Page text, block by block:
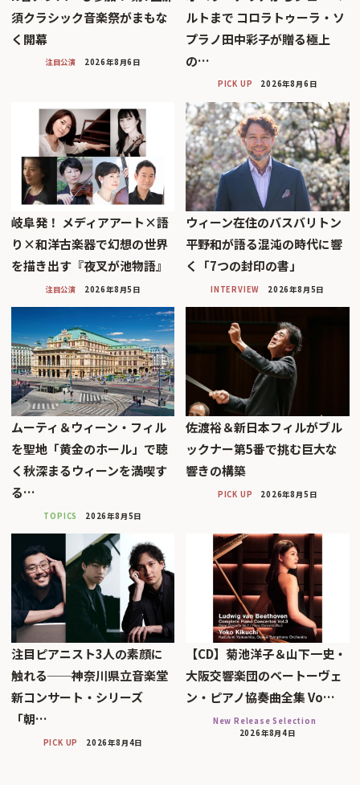
須クラシック音楽祭がまもな
く開幕
注目公演 2026年8月6日
ルトまで コロラトゥーラ・ソ
プラノ田中彩子が贈る極上
の…
PICK UP 2026年8月6日
岐阜発！ メディアアート×語
り×和洋古楽器で幻想の世界
を描き出す『夜叉が池物語』
注目公演 2026年8月5日
ウィーン在住のバスバリトン
平野和が語る混沌の時代に響
く「7つの封印の書」
INTERVIEW 2026年8月5日
ムーティ＆ウィーン・フィル
を聖地「黄金のホール」で聴
く秋深まるウィーンを満喫す
る…
TOPICS 2026年8月5日
佐渡裕＆新日本フィルがブル
ックナー第5番で挑む巨大な
響きの構築
PICK UP 2026年8月5日
注目ピアニスト3人の素顔に
触れる──神奈川県立音楽堂
新コンサート・シリーズ
「朝…
PICK UP 2026年8月4日
【CD】菊池洋子＆山下一史・
大阪交響楽団のベートーヴェ
ン・ピアノ協奏曲全集 Vo…
New Release Selection
2026年8月4日